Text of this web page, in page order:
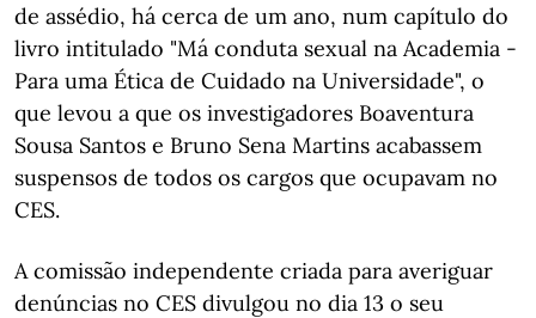
de assédio, há cerca de um ano, num capítulo do
livro intitulado "Má conduta sexual na Academia -
Para uma Ética de Cuidado na Universidade", o
que levou a que os investigadores Boaventura
Sousa Santos e Bruno Sena Martins acabassem
suspensos de todos os cargos que ocupavam no
CES.
A comissão independente criada para averiguar
denúncias no CES divulgou no dia 13 o seu